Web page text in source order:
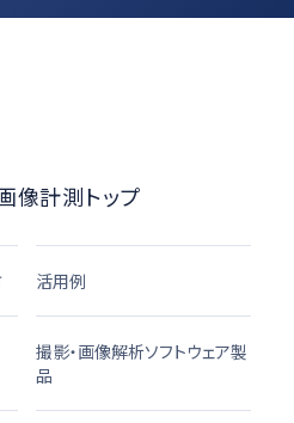
像計測トップ
活用例
撮影・画像解析ソフトウェア製
品